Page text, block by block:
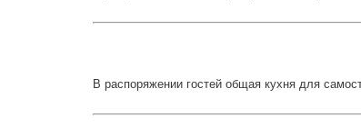
В распоряжении гостей общая кухня для